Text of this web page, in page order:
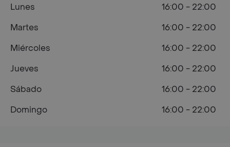
Lunes
16:00 - 22:00
Martes
16:00 - 22:00
Miércoles
16:00 - 22:00
Jueves
16:00 - 22:00
Sábado
16:00 - 22:00
Domingo
16:00 - 22:00